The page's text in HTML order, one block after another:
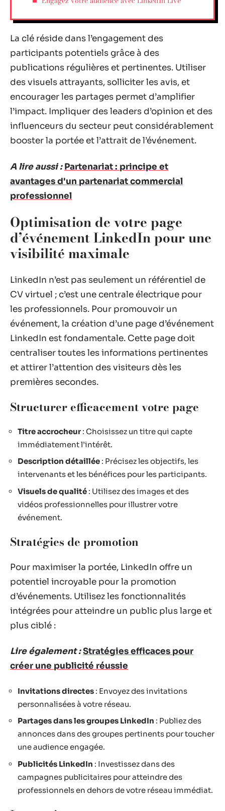
La clé réside dans l’engagement des
participants potentiels grâce à des
publications régulières et pertinentes. Utiliser
des visuels attrayants, solliciter les avis, et
encourager les partages permet d’amplifier
l’impact. Impliquer des leaders d’opinion et des
influenceurs du secteur peut considérablement
booster la portée et l’attrait de l’événement.
A lire aussi : Partenariat : principe et
avantages d'un partenariat commercial
professionnel
Optimisation de votre page
d’événement LinkedIn pour une
visibilité maximale
LinkedIn n’est pas seulement un référentiel de
CV virtuel ; c’est une centrale électrique pour
les professionnels. Pour promouvoir un
événement, la création d’une page d’événement
LinkedIn est fondamentale. Cette page doit
centraliser toutes les informations pertinentes
et attirer l’attention des visiteurs dès les
premières secondes.
Structurer efficacement votre page
Titre accrocheur: Choisissez un titre qui capte
immédiatement l’intérêt.
Description détaillée : Précisez les objectifs, les
intervenants et les bénéfices pour les participants.
Visuels de qualité : Utilisez des images et des
vidéos professionnelles pour illustrer votre
événement.
Stratégies de promotion
Pour maximiser la portée, LinkedIn offre un
potentiel incroyable pour la promotion
d’événements. Utilisez les fonctionnalités
intégrées pour atteindre un public plus large et
plus ciblé :
Lire également :Stratégies efficaces pour
créer une publicité réussie
Invitations directes : Envoyez des invitations
personnalisées à votre réseau.
Partages dans les groupes LinkedIn : Publiez des
annonces dans des groupes pertinents pour toucher
une audience engagée.
Publicités LinkedIn : Investissez dans des
campagnes publicitaires pour atteindre des
professionnels en dehors de votre réseau immédiat.